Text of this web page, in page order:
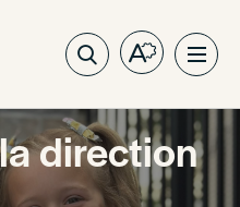
Ouvrez
barre
d'outilsdu
site
direction